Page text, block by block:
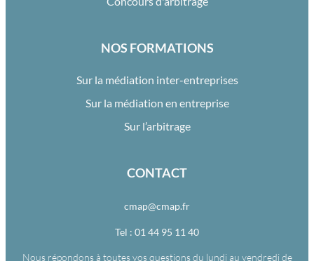
NOS FORMATIONS
Sur la médiation inter-entreprises
Sur la médiation en entreprise
Sur l’arbitrage
CONTACT
cmap@cmap.fr
Tel : 01 44 95 11 40
Nous répondons à toutes vos questions du lundi au vendredi de